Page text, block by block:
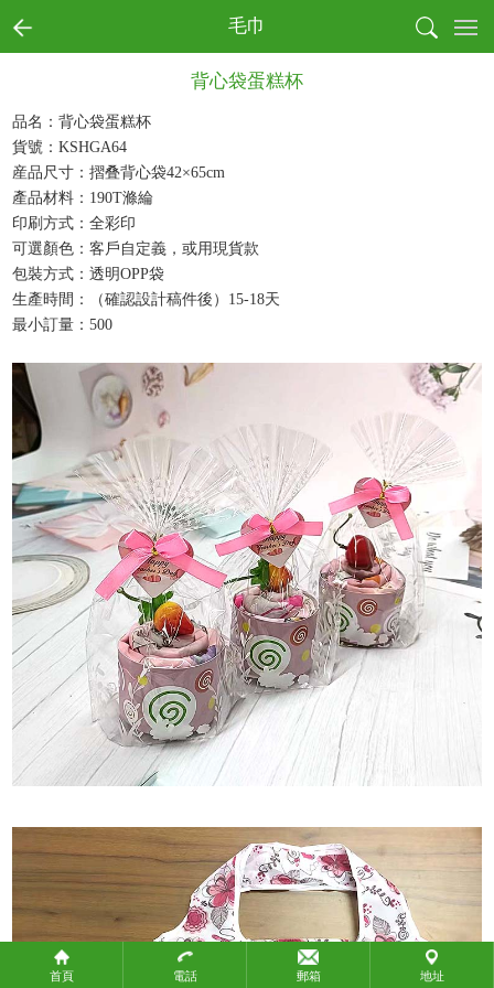
首页
全部商品分類
書寫
節慶
商業客戶
個人用戶
政府機構
教育團體
社會團體
關於攜手
關於攜手
聯繫我們
聯繫我們
付款方式
常見問題
產品標準
物流方式
生產時間
毛巾
背心袋蛋糕杯
品名：背心袋蛋糕杯
貨號：KSHGA64
産品尺寸：摺叠背心袋42×65cm
產品材料：190T滌綸
印刷方式：全彩印
可選顏色：客戶自定義，或用現貨款
包裝方式：透明OPP袋
生產時間：（確認設計稿件後）15-18天
最小訂量：500
首頁 電話 郵箱 地址